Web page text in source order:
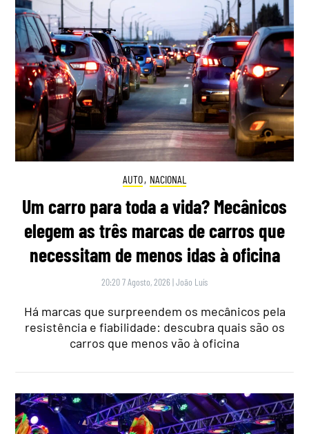
AUTO, NACIONAL
Um carro para toda a vida? Mecânicos
elegem as três marcas de carros que
necessitam de menos idas à oficina
20:20 7 Agosto, 2026 |João Luís
Há marcas que surpreendem os mecânicos pela
resistência e fiabilidade: descubra quais são os
carros que menos vão à oficina